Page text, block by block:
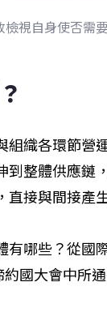
視自身使否需
組織各環節營
到整體供應
直接與間接產
有哪些？從國
約國大會中